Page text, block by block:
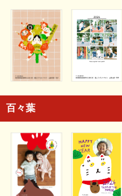
百々葉